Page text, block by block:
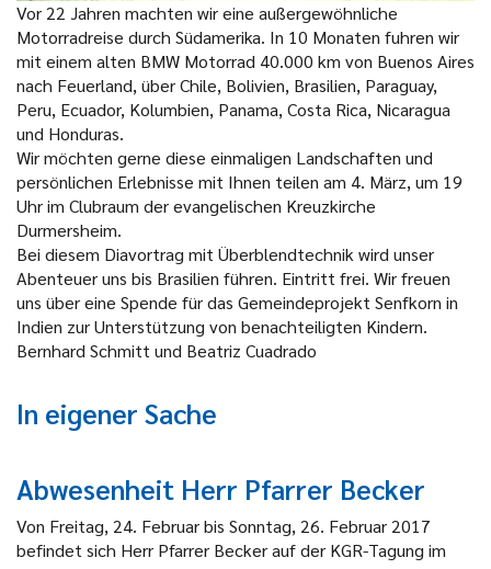
Vor 22 Jahren machten wir eine außergewöhnliche
Motorradreise durch Südamerika. In 10 Monaten fuhren wir
mit einem alten BMW Motorrad 40.000 km von Buenos Aires
nach Feuerland, über Chile, Bolivien, Brasilien, Paraguay,
Peru, Ecuador, Kolumbien, Panama, Costa Rica, Nicaragua
und Honduras.
Wir möchten gerne diese einmaligen Landschaften und
persönlichen Erlebnisse mit Ihnen teilen am 4. März, um 19
Uhr im Clubraum der evangelischen Kreuzkirche
Durmersheim.
Bei diesem Diavortrag mit Überblendtechnik wird unser
Abenteuer uns bis Brasilien führen. Eintritt frei. Wir freuen
uns über eine Spende für das Gemeindeprojekt Senfkorn in
Indien zur Unterstützung von benachteiligten Kindern.
Bernhard Schmitt und Beatriz Cuadrado
In eigener Sache
Abwesenheit Herr Pfarrer Becker
Von Freitag, 24. Februar bis Sonntag, 26. Februar 2017
befindet sich Herr Pfarrer Becker auf der KGR-Tagung im